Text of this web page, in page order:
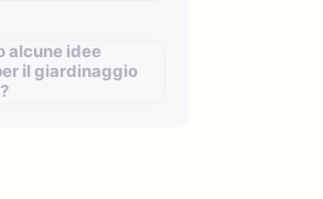
alcune idee
il giardinaggio